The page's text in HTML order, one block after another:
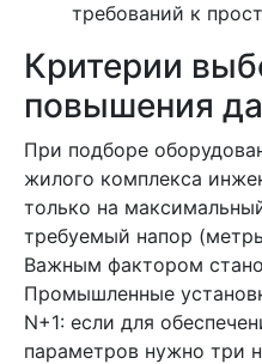
требований к
Критерии
повышения
При подборе
жилого комплекса
только на
требуемый напор
Важным фактором
Промышленные
N+1: если для
параметров нужно три